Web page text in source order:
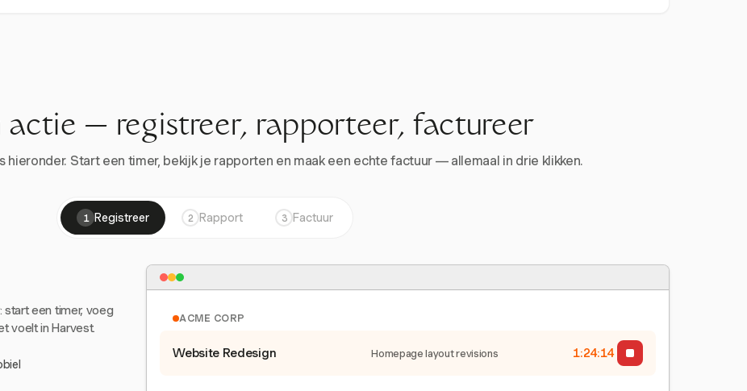
actie — registreer, rapporteer, factureer
Start een timer, bekijk je rapporten en maak een echte factuur — allemaal in drie klikken.
1 Registreer 2 Rapport 3 Factuur
start een timer, voeg
voelt in Harvest.
ACME CORP
Website Redesign Homepage layout revisions 1:24:14